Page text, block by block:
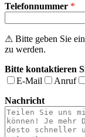
Telefonnummer *
⚠ Bitte geben Sie
zu werden.
Bitte kontaktieren
E-Mail
Anruf
Nachricht